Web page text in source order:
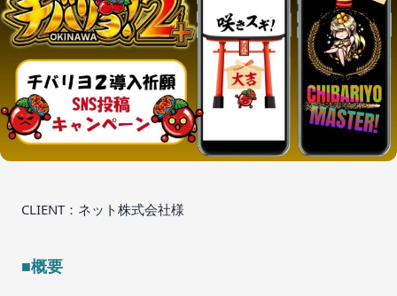
CLIENT：ネット株式会社様
■概要